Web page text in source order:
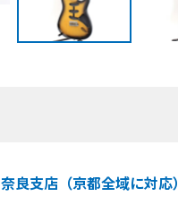
奈良支店（京都全域に対応）